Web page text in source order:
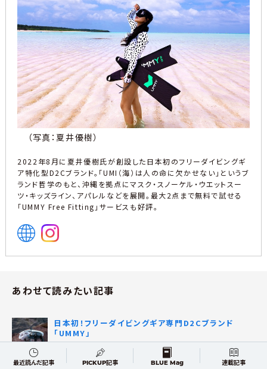
（写真：夏井優樹）
2022年8月に夏井優樹氏が創設した日本初のフリーダイビングギ
ア特化型D2Cブランド。「UMI（海）は人の命に欠かせない」というブ
ランド哲学のもと、沖縄を拠点にマスク・スノーケル・ウエットスー
ツ・キッズライン、アパレルなどを展開。最大2点まで無料で試せる
「UMMY Free Fitting」サービスも好評。
あわせて読みたい記事
日本初！フリーダイビングギア専門D2Cブランド
「UMMY」
2023.01.06
最近読んだ記事 PICKUP記事 BLUE Mag 連載記事